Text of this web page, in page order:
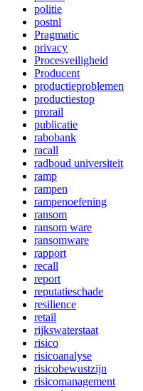
politie
postnl
Pragmatic
privacy
Procesveiligheid
Producent
productieproblemen
productiestop
prorail
publicatie
rabobank
racall
radboud universiteit
ramp
rampen
rampenoefening
ransom
ransom ware
ransomware
rapport
recall
report
reputatieschade
resilience
retail
rijkswaterstaat
risico
risicoanalyse
risicobewustzijn
risicomanagement